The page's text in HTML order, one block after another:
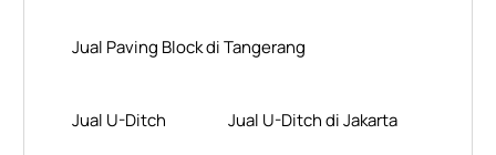
Jual Paving Block di Tangerang
Jual U-Ditch Jual U-Ditch di Jakarta